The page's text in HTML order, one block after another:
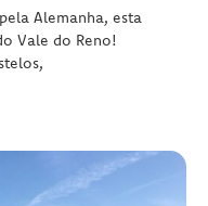
Alemanha, esta
Vale do Reno!